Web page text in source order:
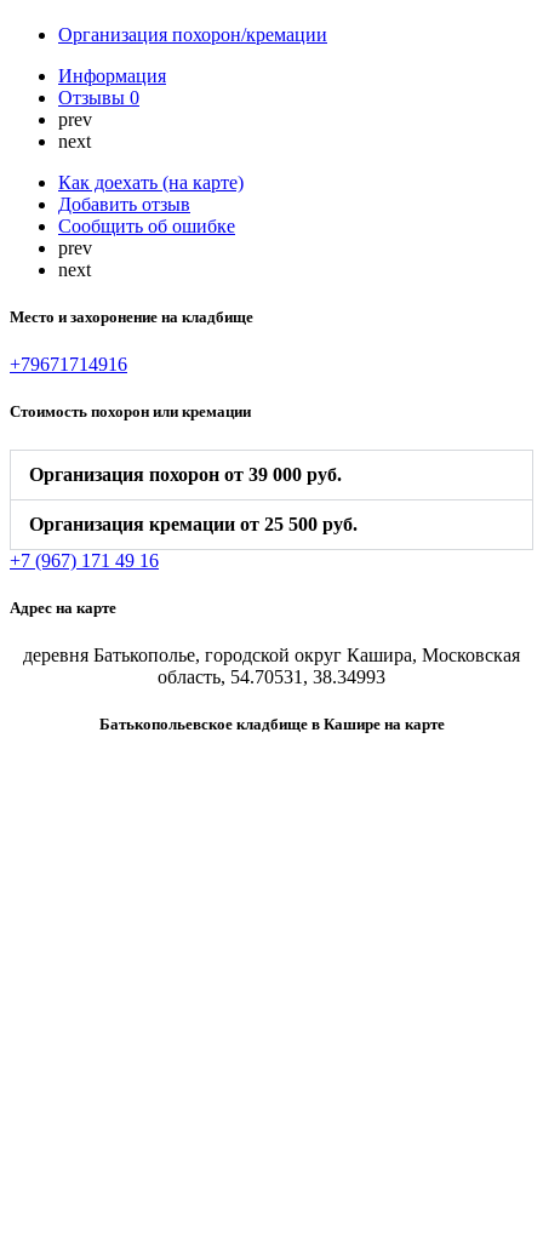
Организация похорон/кремации
Информация
Отзывы 0
prev
next
Как доехать (на карте)
Добавить отзыв
Сообщить об ошибке
prev
next
Место и захоронение на кладбище
+79671714916
Стоимость похорон или кремации
Организация похорон от 39 000 руб.
Организация кремации от 25 500 руб.
+7 (967) 171 49 16
Адрес на карте
деревня Батькополье, городской округ Кашира, Московская
область, 54.70531, 38.34993
Батькопольевское кладбище в Кашире на карте